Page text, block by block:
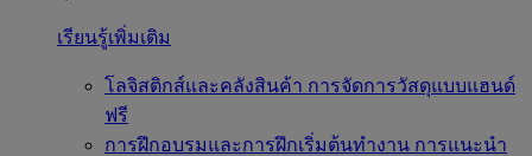
เรียนรู้เพิ่มเติม
โลจิสติกส์และคลังสินค้า การจัดการวัสดุแบบแฮนด์
ฟรี
การฝึกอบรมและการฝึกเริ่มต้นทำงาน การแนะนำ